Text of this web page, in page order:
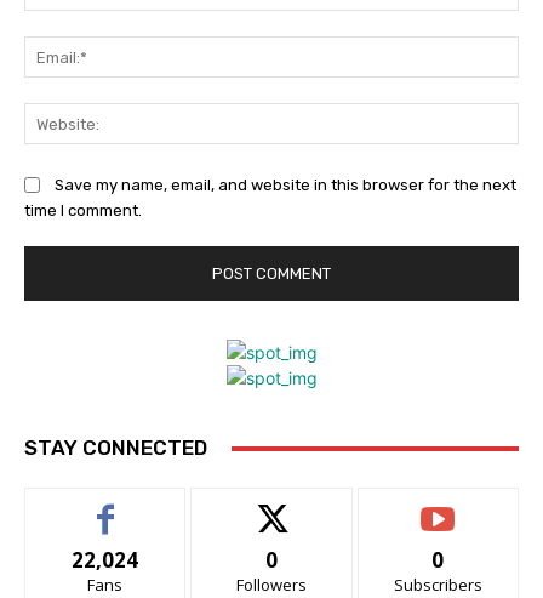
Save my name, email, and website in this browser for the next
time I comment.
STAY CONNECTED
22,024
Fans
0
Followers
0
Subscribers